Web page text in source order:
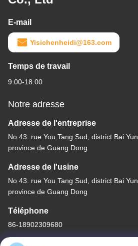
E-mail
Yisichenheidi@163.com
Temps de travail
9:00-18:00
Notre adresse
Adresse de l'entreprise
No 43. rue You Tang Sud, district Bai
province de Guang Dong
Adresse de l'usine
No 43. rue You Tang Sud, district Bai
province de Guang Dong
Téléphone
86-18902309680